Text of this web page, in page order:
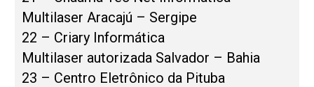
Multilaser Aracajú – Sergipe
22 – Criary Informática
Multilaser autorizada Salvador – Bahia
23 – Centro Eletrônico da Pituba